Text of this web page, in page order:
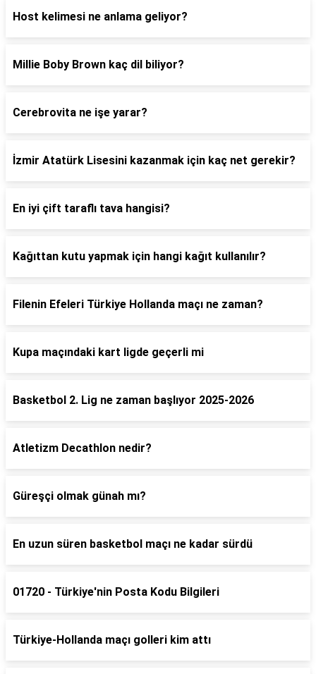
Host kelimesi ne anlama geliyor?
Millie Boby Brown kaç dil biliyor?
Cerebrovita ne işe yarar?
İzmir Atatürk Lisesini kazanmak için kaç net gerekir?
En iyi çift taraflı tava hangisi?
Kağıttan kutu yapmak için hangi kağıt kullanılır?
Filenin Efeleri Türkiye Hollanda maçı ne zaman?
Kupa maçındaki kart ligde geçerli mi
Basketbol 2. Lig ne zaman başlıyor 2025-2026
Atletizm Decathlon nedir?
Güreşçi olmak günah mı?
En uzun süren basketbol maçı ne kadar sürdü
01720 - Türkiye'nin Posta Kodu Bilgileri
Türkiye-Hollanda maçı golleri kim attı